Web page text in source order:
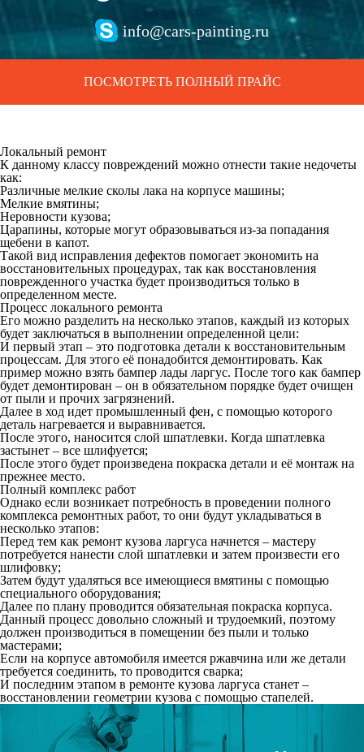
info@cars-painting.ru
ПОСМОТРЕТЬ ПОЛНЫЙ ПРАЙС
Локальный ремонт
К данному классу повреждений можно отнести такие недочеты
как:
Различные мелкие сколы лака на корпусе машины;
Мелкие вмятины;
Неровности кузова;
Царапины, которые могут образовываться из-за попадания
щебени в капот.
Такой вид исправления дефектов помогает экономить на
восстановительных процедурах, так как восстановления
поврежденного участка будет производиться только в
определенном месте.
Процесс локального ремонта
Его можно разделить на несколько этапов, каждый из которых
будет заключаться в выполнении определенной цели:
И первый этап – это подготовка детали к восстановительным
процессам. Для этого её понадобится демонтировать. Как
пример можно взять бампер лады ларгус. После того как бампер
будет демонтирован – он в обязательном порядке будет очищен
от пыли и прочих загрязнений.
Далее в ход идет промышленный фен, с помощью которого
деталь нагревается и выравнивается.
После этого, наносится слой шпатлевки. Когда шпатлевка
застынет – все шлифуется;
После этого будет произведена покраска детали и её монтаж на
прежнее место.
Полный комплекс работ
Однако если возникает потребность в проведении полного
комплекса ремонтных работ, то они будут укладываться в
несколько этапов:
Перед тем как ремонт кузова ларгуса начнется – мастеру
потребуется нанести слой шпатлевки и затем произвести его
шлифовку;
Затем будут удаляться все имеющиеся вмятины с помощью
специального оборудования;
Далее по плану проводится обязательная покраска корпуса.
Данный процесс довольно сложный и трудоемкий, поэтому
должен производиться в помещении без пыли и только
мастерами;
Если на корпусе автомобиля имеется ржавчина или же детали
требуется соединить, то проводится сварка;
И последним этапом в ремонте кузова ларгуса станет –
восстановлении геометрии кузова с помощью стапелей.